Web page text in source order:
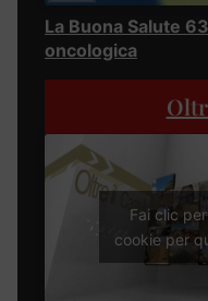
La Buona Salute
oncologica
Fai clic
cookie per